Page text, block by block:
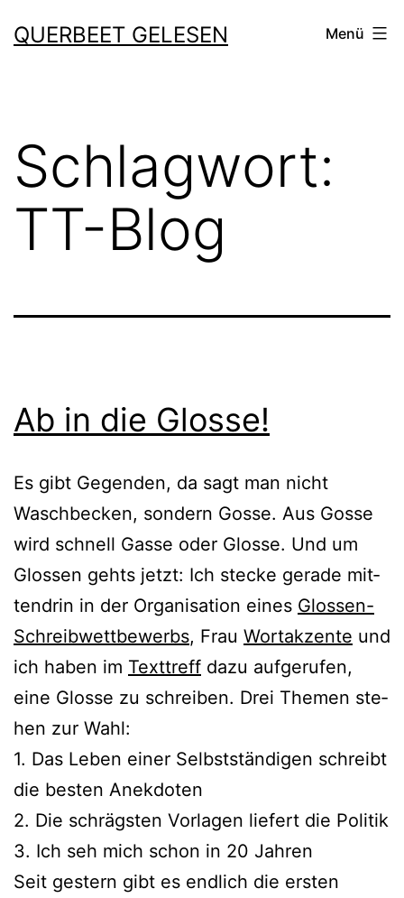
Inhalt
QUERBEET GELESEN Menü
Schlagwort:
TT-Blog
Ab in die Glosse!
Es gibt Gegenden, da sagt man nicht
Waschbecken, son­dern Gosse. Aus Gosse
wird schnell Gasse oder Glosse. Und um
Glossen gehts jetzt: Ich ste­cke gera­de mit­
ten­drin in der Organisation eines Glossen-
Schreibwettbewerbs, Frau Wortakzente und
ich haben im Texttreff dazu auf­ge­ru­fen,
eine Glosse zu schrei­ben. Drei Themen ste­
hen zur Wahl:
1. Das Leben einer Selbstständigen schreibt
die bes­ten Anekdoten
2. Die schrägs­ten Vorlagen lie­fert die Politik
3. Ich seh mich schon in 20 Jahren
Seit ges­tern gibt es end­lich die ers­ten